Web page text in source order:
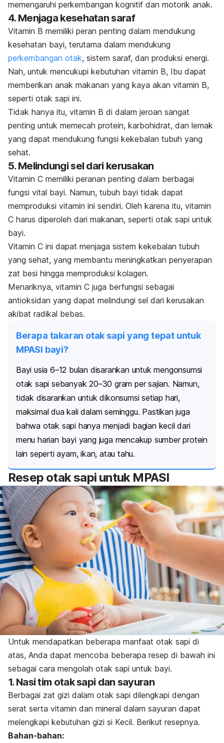
memengaruhi perkembangan kognitif dan motorik anak.
4. Menjaga kesehatan saraf
Vitamin B memiliki peran penting dalam mendukung
kesehatan bayi, terutama dalam mendukung
perkembangan otak, sistem saraf, dan produksi energi.
Nah, untuk mencukupi kebutuhan vitamin B, Ibu dapat
memberikan anak makanan yang kaya akan vitamin B,
seperti otak sapi ini.
Tidak hanya itu, vitamin B di dalam jeroan sangat
penting untuk memecah protein, karbohidrat, dan lemak
yang dapat mendukung fungsi kekebalan tubuh yang
sehat.
5. Melindungi sel dari kerusakan
Vitamin C memiliki peranan penting dalam berbagai
fungsi vital bayi. Namun, tubuh bayi tidak dapat
memproduksi vitamin ini sendiri. Oleh karena itu, vitamin
C harus diperoleh dari makanan, seperti otak sapi untuk
bayi.
Vitamin C ini dapat menjaga sistem kekebalan tubuh
yang sehat, yang membantu meningkatkan penyerapan
zat besi hingga memproduksi kolagen.
Menariknya, vitamin C juga berfungsi sebagai
antioksidan yang dapat melindungi sel dari kerusakan
akibat radikal bebas.
Berapa takaran otak sapi yang tepat untuk
MPASI bayi?
Bayi usia 6–12 bulan disarankan untuk mengonsumsi
otak sapi sebanyak 20–30 gram per sajian. Namun,
tidak disarankan untuk dikonsumsi setiap hari,
maksimal dua kali dalam seminggu. Pastikan juga
bahwa otak sapi hanya menjadi bagian kecil dari
menu harian bayi yang juga mencakup sumber protein
lain seperti ayam, ikan, atau tahu.
Resep otak sapi untuk MPASI
Untuk mendapatkan beberapa manfaat otak sapi di
atas, Anda dapat mencoba beberapa resep di bawah ini
sebagai cara mengolah otak sapi untuk bayi.
1. Nasi tim otak sapi dan sayuran
Berbagai zat gizi dalam otak sapi dilengkapi dengan
serat serta vitamin dan mineral dalam sayuran dapat
melengkapi kebutuhan gizi si Kecil. Berikut resepnya.
Bahan-bahan: